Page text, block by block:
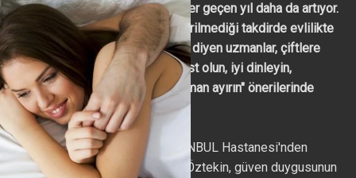
Türkiye'de boşanma oranları her geçen yıl daha da artıyor.
"İlişkilerde güven duygusu yitirilmediği takdirde evlilikte
çözülemeyecek sorun yoktur" diyen uzmanlar, çiftlere
"Güvendiğinizi belli edin, dürüst olun, iyi dinleyin,
yenilikler yapın, birbirinize zaman ayırın" önerilerinde
bulunuyor.
Üsküdar Üniversitesi NPİSTANBUL Hastanesi'nden
Uzman Klinik Psikolog İhsan Öztekin, güven duygusunun